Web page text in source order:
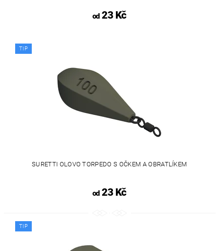
od23 Kč
TIP
SURETTI OLOVO TORPEDO S OČKEM A OBRATLÍKEM
od23 Kč
TIP